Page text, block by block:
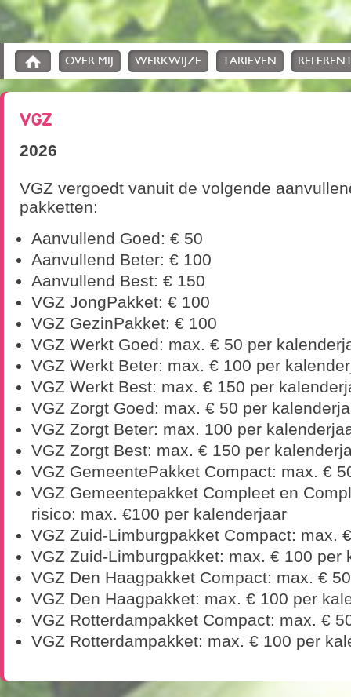
OVER MIJ WERKWIJZE TARIEVEN
VGZ
2026
VGZ vergoedt vanuit de volgende
pakketten:
Aanvullend Goed: € 50
Aanvullend Beter: € 100
Aanvullend Best: € 150
VGZ JongPakket: € 100
VGZ GezinPakket: € 100
VGZ Werkt Goed: max. € 50 per
VGZ Werkt Beter: max. € 100 per
VGZ Werkt Best: max. € 150 per
VGZ Zorgt Goed: max. € 50 per
VGZ Zorgt Beter: max. 100 per
VGZ Zorgt Best: max. € 150 per
VGZ GemeentePakket Compact: max. €
VGZ Gemeentepakket Compleet en
risico: max. €100 per kalenderjaar
VGZ Zuid-Limburgpakket Compact: max.
VGZ Zuid-Limburgpakket: max. € 100 per
VGZ Den Haagpakket Compact: max. €
VGZ Den Haagpakket: max. € 100 per
VGZ Rotterdampakket Compact: max. €
VGZ Rotterdampakket: max. € 100 per